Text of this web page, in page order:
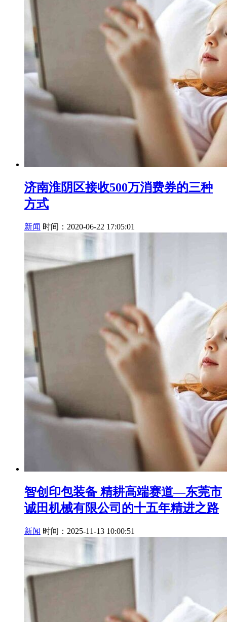
济南淮阴区接收500万消费券的三种
方式
新闻 时间：2020-06-22 17:05:01
智创印包装备 精耕高端赛道—东莞市
诚田机械有限公司的十五年精进之路
新闻 时间：2025-11-13 10:00:51